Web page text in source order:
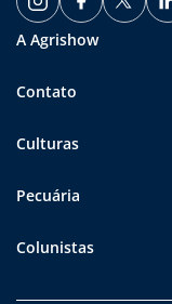
A Agrishow
Contato
Culturas
Pecuária
Colunistas